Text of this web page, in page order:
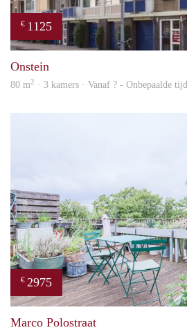
€ 1125
Onstein
80 m2 · 3 kamers · Vanaf ? - Onbepaalde tijd
€ 2975
Marco Polostraat